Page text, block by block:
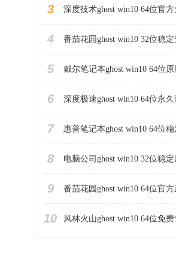
3
4
5
6
7
8
9
10